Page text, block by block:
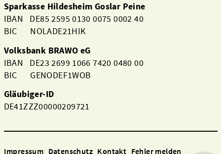
Sparkasse Hildesheim Goslar Peine
IBAN DE85 2595 0130 0075 0002 40
BIC NOLADE21HIK
Volksbank BRAWO eG
IBAN DE23 2699 1066 7420 0480 00
BIC GENODEF1WOB
Gläubiger-ID
DE41ZZZ00000209721
Impressum Datenschutz Kontakt Fehler melden